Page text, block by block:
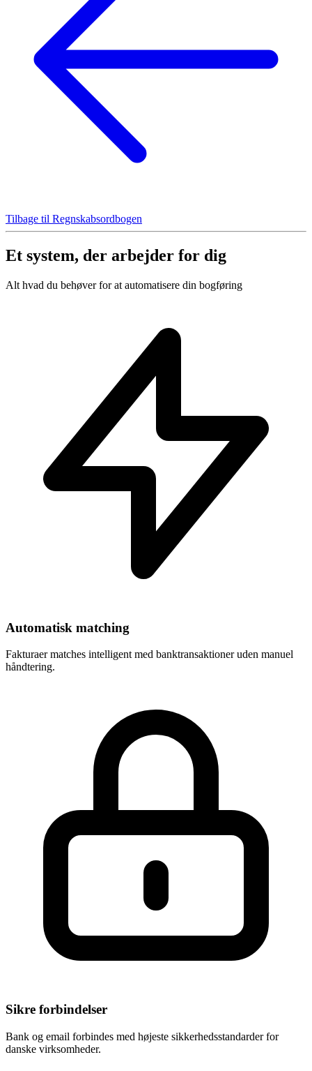
Tilbage til Regnskabsordbogen
Et system, der arbejder for dig
Alt hvad du behøver for at automatisere din bogføring
Automatisk matching
Fakturaer matches intelligent med banktransaktioner uden manuel
håndtering.
Sikre forbindelser
Bank og email forbindes med højeste sikkerhedsstandarder for
danske virksomheder.